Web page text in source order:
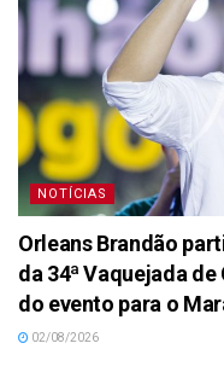
NOTÍCIAS
Orleans Brandão
da 34ª Vaquejada
do evento para o
02/08/2026